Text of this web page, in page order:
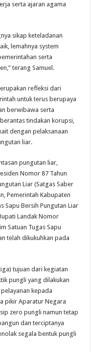
serta ajaran agama
sikap keteladanan
lemahnya system
serta
terang Samuel.
refleksi dari
untuk terus berupaya
berwibawa serta
tindakan korupsi,
dengan pelaksanaan
liar.
pungutan liar,
Nomor 87 Tahun
Liar (Satgas Saber
Pemerintah Kabupaten
Sapu Bersih Pungutan Liar
Landak Nomor
Satuan Tugas Sapu
telah dikukuhkan pada
tujuan dari kegiatan
pungli yang dilakukan
kepada
pikir Aparatur Negara
zero pungli namun tetap
dan terciptanya
segala bentuk pungli